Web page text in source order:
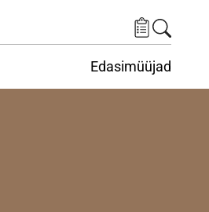
Edasimüüjad